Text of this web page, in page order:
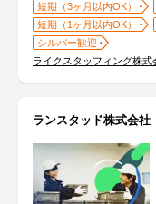
短期（3ヶ月以内OK）
短期（1ヶ月以内OK）
シルバー歓迎
ライクスタッフィング株
ランスタッド株式会